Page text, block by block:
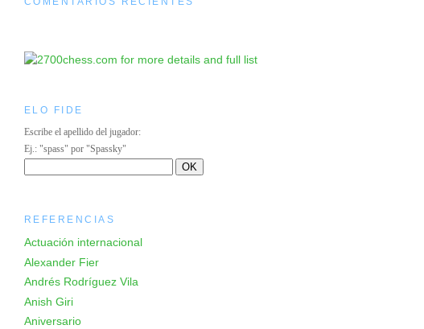
ELO FIDE
Escribe el apellido del jugador:
Ej.: "spass" por "Spassky"
REFERENCIAS
Actuación internacional
Alexander Fier
Andrés Rodríguez Vila
Anish Giri
Aniversario